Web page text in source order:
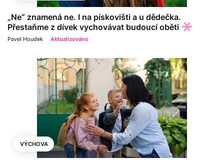
„Ne“ znamená ne. I na pískovišti a u dědečka.
Přestaňme z dívek vychovávat budoucí oběti
Pavel Houdek Aktualizováno
VÝCHOVA